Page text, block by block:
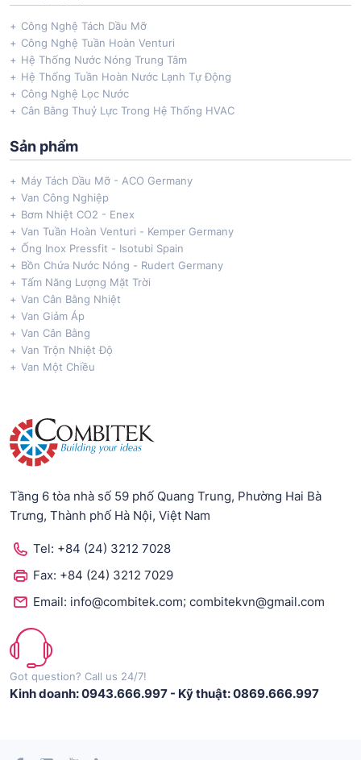
Công Nghệ Tách Dầu Mỡ
Công Nghệ Tuần Hoàn Venturi
Hệ Thống Nước Nóng Trung Tâm
Hệ Thống Tuần Hoàn Nước Lạnh Tự Động
Công Nghệ Lọc Nước
Cân Bằng Thuỷ Lực Trong Hệ Thống HVAC
Sản phẩm
Máy Tách Dầu Mỡ - ACO Germany
Van Công Nghiệp
Bơm Nhiệt CO2 - Enex
Van Tuần Hoàn Venturi - Kemper Germany
Ống Inox Pressfit - Isotubi Spain
Bồn Chứa Nước Nóng - Rudert Germany
Tấm Năng Lượng Mặt Trời
Van Cân Bằng Nhiệt
Van Giảm Áp
Van Cân Bằng
Van Trộn Nhiệt Độ
Van Một Chiều
Tầng 6 tòa nhà số 59 phố Quang Trung, Phường Hai Bà
Trưng, Thành phố Hà Nội, Việt Nam
Tel: +84 (24) 3212 7028
Fax: +84 (24) 3212 7029
Email: info@combitek.com; combitekvn@gmail.com
Got question? Call us 24/7!
Kinh doanh: 0943.666.997 - Kỹ thuật: 0869.666.997